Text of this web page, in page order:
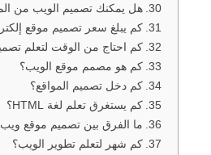
هل يمكنك تصميم الويب من
كم يبلغ سعر تصميم موقع
كم احتاج من الوقت لتعلم تصميم
كم هو مصمم موقع الويب؟
كم دخل تصميم المواقع؟
كم يستغرق تعلم لغة HTML؟
ما الفرق بين تصميم موقع ويب و
كم شهر لتعلم تطوير الويب؟